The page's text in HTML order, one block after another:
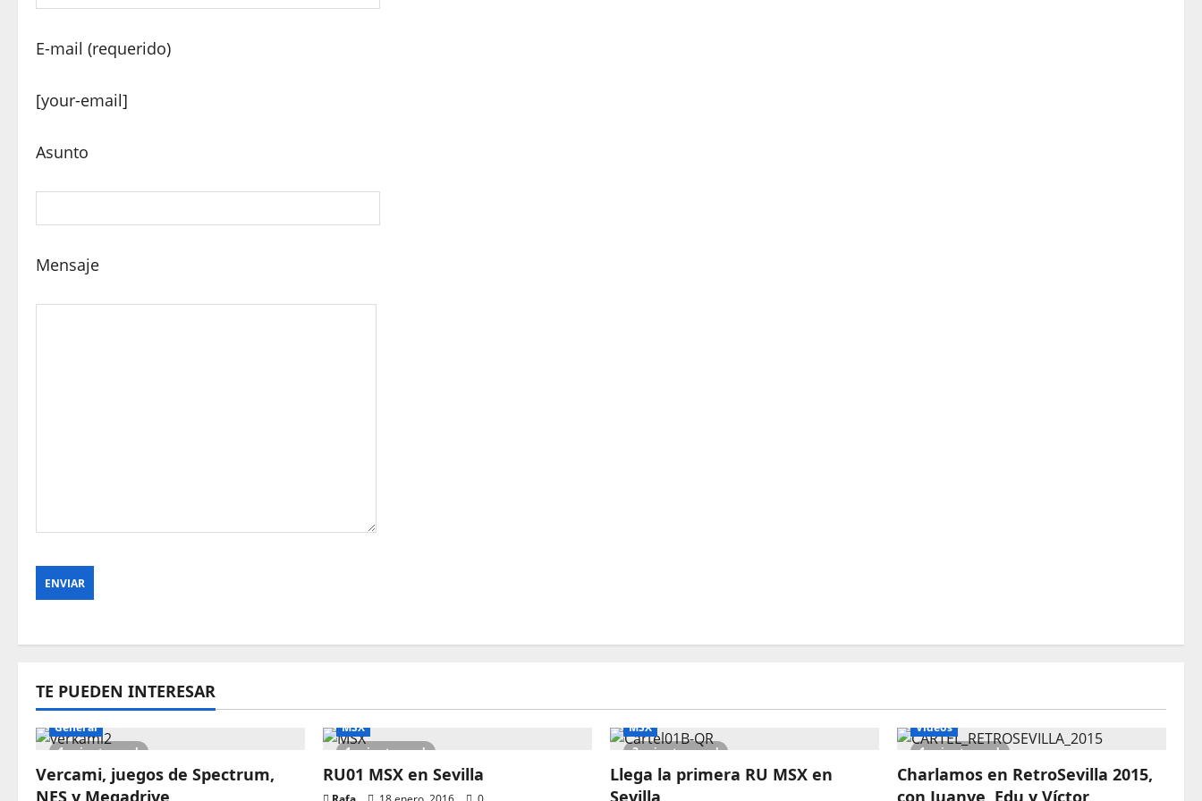
E-mail (requerido)
[your-email]
Asunto
Mensaje
TE PUEDEN INTERESAR
1 minute read
General
Vercami, juegos de Spectrum,
NES y Megadrive
1 minute read
MSX
RU01 MSX en Sevilla
2 minutes read
MSX
Llega la primera RU MSX en
Sevilla
1 minute read
Vídeos
Charlamos en RetroSevilla 2015,
con Juanve, Edu y Víctor